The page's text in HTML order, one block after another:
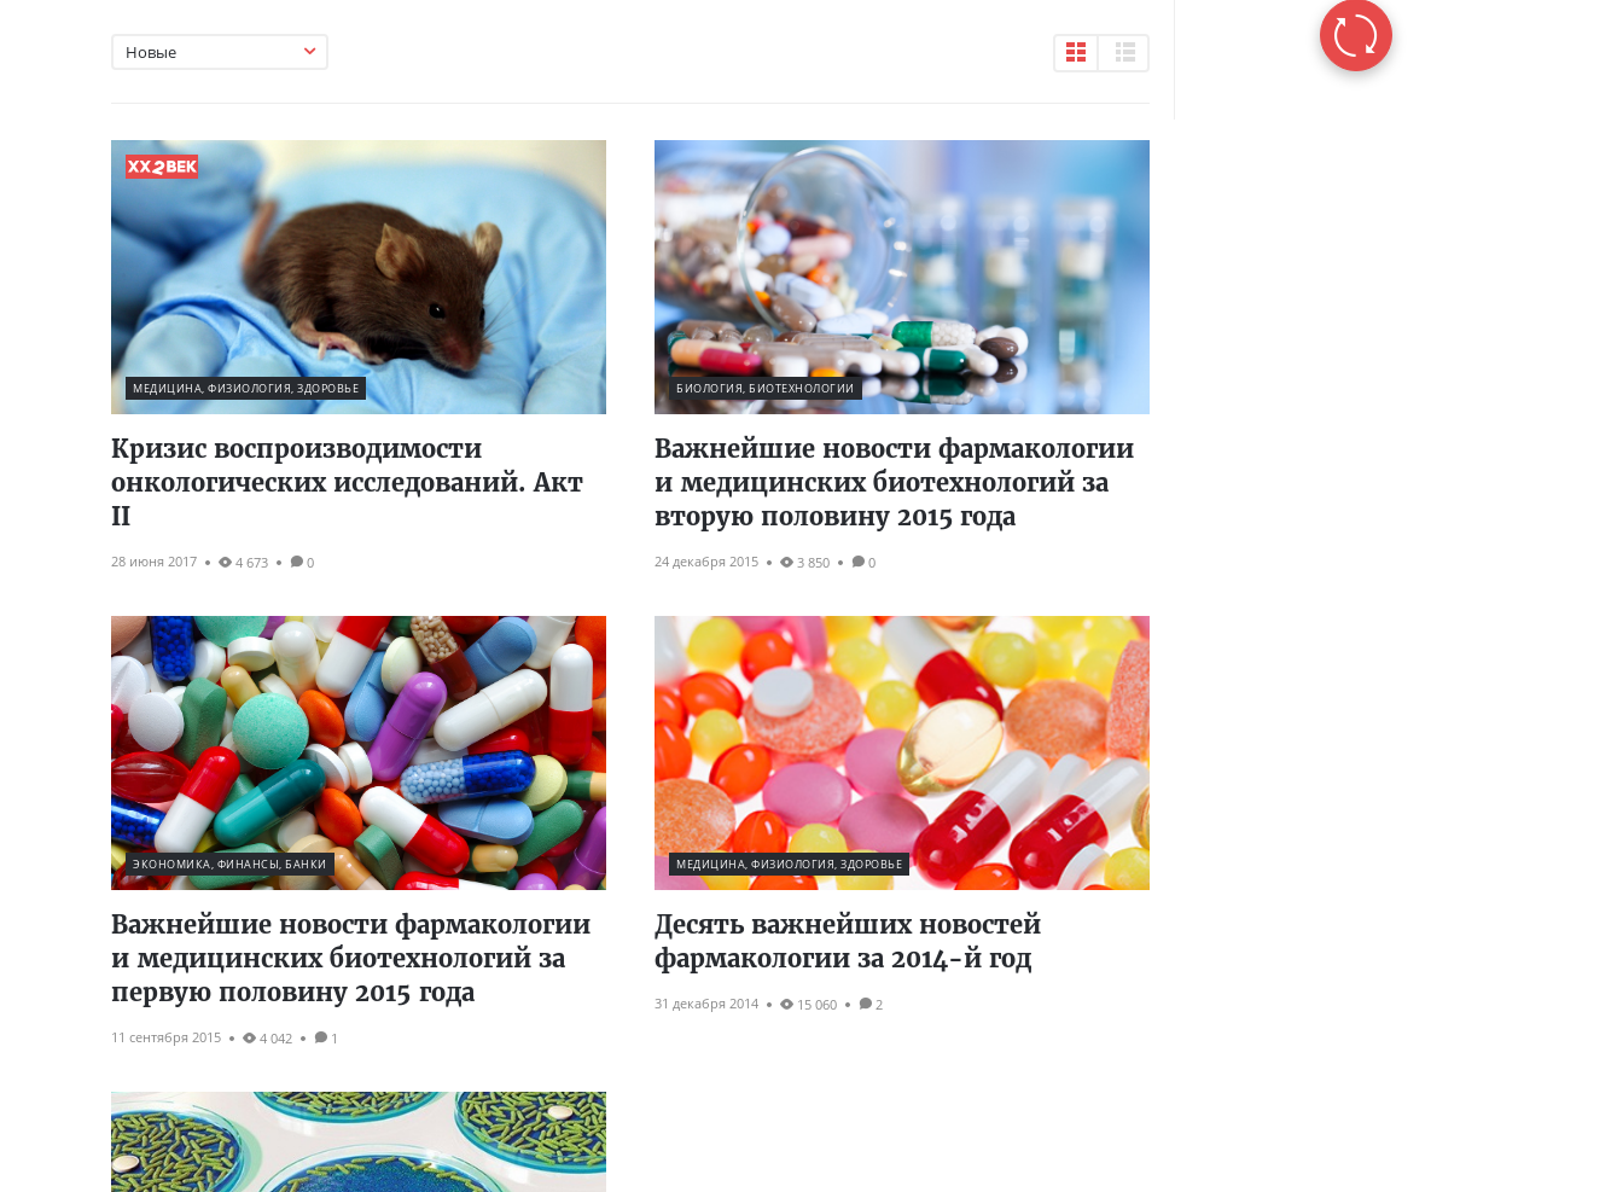
Новые
МЕДИЦИНА, ФИЗИОЛОГИЯ, ЗДОРОВЬЕ
Кризис воспроизводимости
онкологических исследований. Акт
II
28 июня 2017 4 673 0
БИОЛОГИЯ, БИОТЕХНОЛОГИИ
Важнейшие новости фармакологии
и медицинских биотехнологий за
вторую половину 2015 года
24 декабря 2015 3 850 0
ЭКОНОМИКА, ФИНАНСЫ, БАНКИ
Важнейшие новости фармакологии
и медицинских биотехнологий за
первую половину 2015 года
11 сентября 2015 4 042 1
МЕДИЦИНА, ФИЗИОЛОГИЯ, ЗДОРОВЬЕ
Десять важнейших новостей
фармакологии за 2014-й год
31 декабря 2014 15 060 2